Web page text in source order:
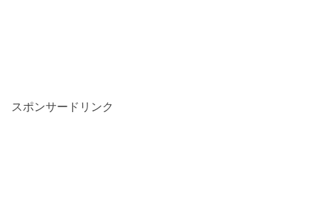
スポンサードリンク